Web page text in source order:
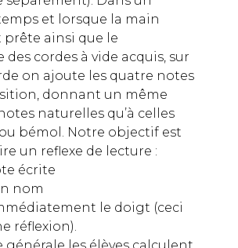
et lorsque la main
prête ainsi que le
cordes à vide acquis, sur
on ajoute les quatre notes
donnant un même
naturelles qu’à celles
bémol. Notre objectif est
un reflexe de lecture :
écrite
nom
le doigt (ceci
réflexion).